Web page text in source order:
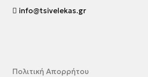
info@tsivelekas.gr
Πολιτική Απορρήτου